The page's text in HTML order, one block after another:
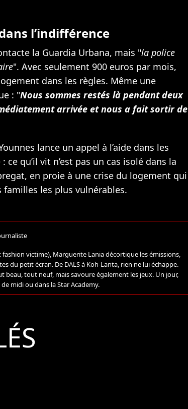
l’indifférence
la Guardia Urbana, mais "la police
". Avec seulement 900 euros par mois,
dans les règles. Même une
: "Nous sommes restés là pendant deux
arrivée et nous a fait sortir de
lance un appel à l’aide dans les
qu’il vit n’est pas un cas isolé dans la
en proie à une crise du logement qui
les plus vulnérables.
victime), Marguerite Lania décortique les émissions,
du petit écran. De DALS à Koh-Lanta, rien ne lui échappe.
beau, tout neuf, mais savoure également les jeux. Un jour,
midi ou dans la Star Academy.